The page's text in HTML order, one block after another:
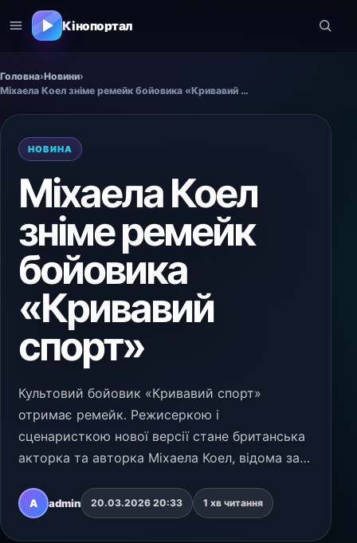
Кінопортал
Головна›Новини›
Міхаела Коел зніме ремейк бойовика «Кривавий спорт»
НОВИНА
Міхаела Коел
зніме ремейк
бойовика
«Кривавий
спорт»
Культовий бойовик «Кривавий спорт»
отримає ремейк. Режисеркою і
сценаристкою нової версії стане британська
акторка та авторка Міхаела Коел, відома за
Виробництвом проекту займеться незалежна
студія A24, яка спеціалізується на ав…
A admin 20.03.2026 20:33 1 хв читання